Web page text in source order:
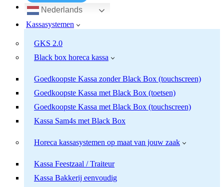
Nederlands
Kassasystemen
GKS 2.0
Black box horeca kassa
Goedkoopste Kassa zonder Black Box (touchscreen)
Goedkoopste Kassa met Black Box (toetsen)
Goedkoopste Kassa met Black Box (touchscreen)
Kassa Sam4s met Black Box
Horeca kassasystemen op maat van jouw zaak
Kassa Feestzaal / Traiteur
Kassa Bakkerij eenvoudig